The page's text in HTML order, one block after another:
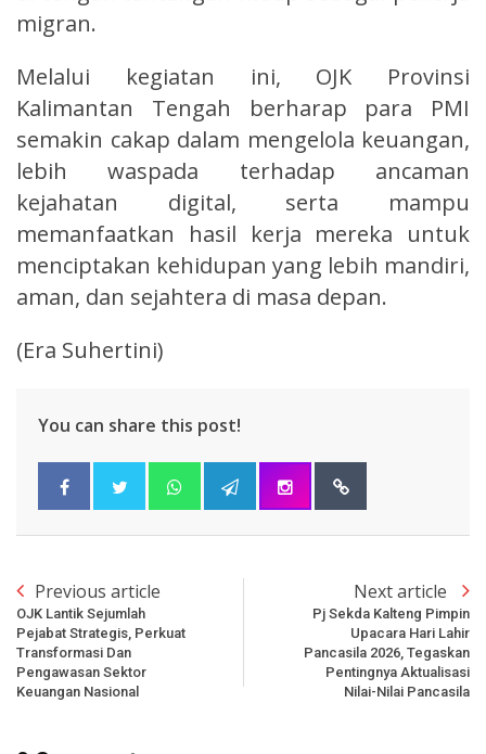
migran.
Melalui kegiatan ini, OJK Provinsi
Kalimantan Tengah berharap para PMI
semakin cakap dalam mengelola keuangan,
lebih waspada terhadap ancaman
kejahatan digital, serta mampu
memanfaatkan hasil kerja mereka untuk
menciptakan kehidupan yang lebih mandiri,
aman, dan sejahtera di masa depan.
(Era Suhertini)
You can share this post!
Previous article
OJK Lantik Sejumlah
Pejabat Strategis, Perkuat
Transformasi Dan
Pengawasan Sektor
Keuangan Nasional
Next article
Pj Sekda Kalteng Pimpin
Upacara Hari Lahir
Pancasila 2026, Tegaskan
Pentingnya Aktualisasi
Nilai-Nilai Pancasila